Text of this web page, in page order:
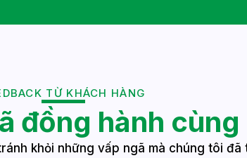
TỪ KHÁCH HÀNG
đồng hành
khỏi những vấp ngã mà chúng tôi đã